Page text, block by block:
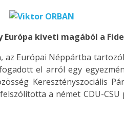
Európa kiveti magából a
Európai Néppártba
el arról egy
Keresztényszociális
a német CDU-